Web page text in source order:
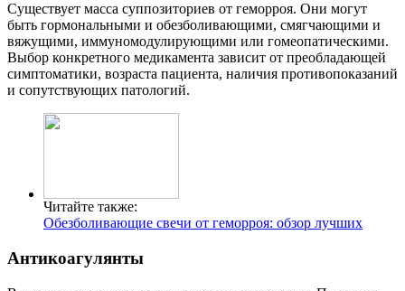
Существует масса суппозиториев от геморроя. Они могут
быть гормональными и обезболивающими, смягчающими и
вяжущими, иммуномодулирующими или гомеопатическими.
Выбор конкретного медикамента зависит от преобладающей
симптоматики, возраста пациента, наличия противопоказаний
и сопутствующих патологий.
Читайте также:
Обезболивающие свечи от геморроя: обзор лучших
Антикоагулянты